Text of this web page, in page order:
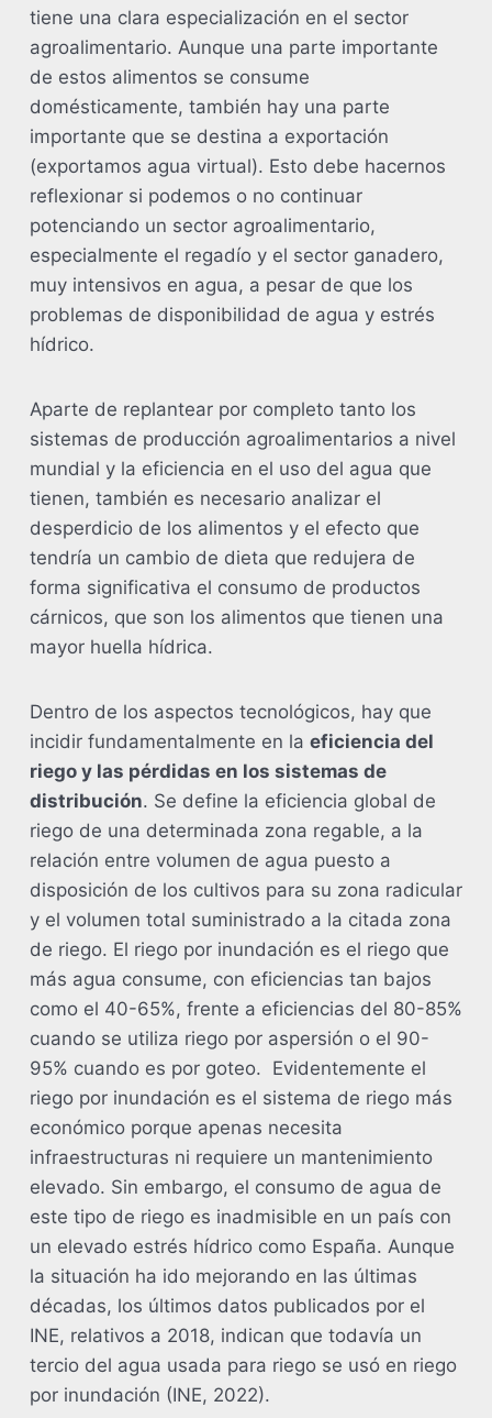
tiene una clara especialización en el sector
agroalimentario. Aunque una parte importante
de estos alimentos se consume
domésticamente, también hay una parte
importante que se destina a exportación
(exportamos agua virtual). Esto debe hacernos
reflexionar si podemos o no continuar
potenciando un sector agroalimentario,
especialmente el regadío y el sector ganadero,
muy intensivos en agua, a pesar de que los
problemas de disponibilidad de agua y estrés
hídrico.
Aparte de replantear por completo tanto los
sistemas de producción agroalimentarios a nivel
mundial y la eficiencia en el uso del agua que
tienen, también es necesario analizar el
desperdicio de los alimentos y el efecto que
tendría un cambio de dieta que redujera de
forma significativa el consumo de productos
cárnicos, que son los alimentos que tienen una
mayor huella hídrica.
Dentro de los aspectos tecnológicos, hay que
incidir fundamentalmente en la eficiencia del
riego y las pérdidas en los sistemas de
distribución. Se define la eficiencia global de
riego de una determinada zona regable, a la
relación entre volumen de agua puesto a
disposición de los cultivos para su zona radicular
y el volumen total suministrado a la citada zona
de riego. El riego por inundación es el riego que
más agua consume, con eficiencias tan bajos
como el 40-65%, frente a eficiencias del 80-85%
cuando se utiliza riego por aspersión o el 90-
95% cuando es por goteo. Evidentemente el
riego por inundación es el sistema de riego más
económico porque apenas necesita
infraestructuras ni requiere un mantenimiento
elevado. Sin embargo, el consumo de agua de
este tipo de riego es inadmisible en un país con
un elevado estrés hídrico como España. Aunque
la situación ha ido mejorando en las últimas
décadas, los últimos datos publicados por el
INE, relativos a 2018, indican que todavía un
tercio del agua usada para riego se usó en riego
por inundación (INE, 2022).